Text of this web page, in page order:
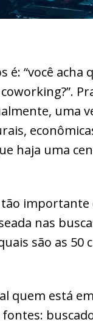
“você acha
uma
haja uma
importante
nas
são as 50
quem está